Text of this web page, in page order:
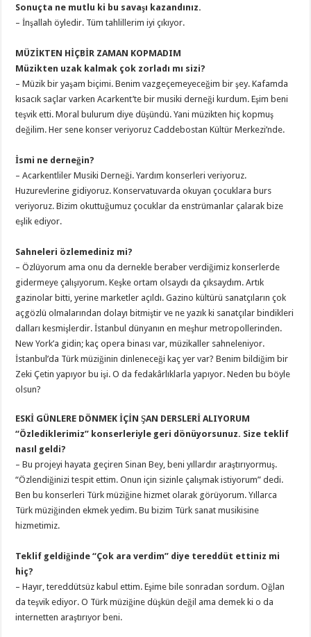
Sonuçta ne mutlu ki bu savaşı kazandınız.
– İnşallah öyledir. Tüm tahlillerim iyi çıkıyor.
MÜZİKTEN HİÇBİR ZAMAN KOPMADIM
Müzikten uzak kalmak çok zorladı mı sizi?
– Müzik bir yaşam biçimi. Benim vazgeçemeyeceğim bir şey. Kafamda
kısacık saçlar varken Acarkent’te bir musiki derneği kurdum. Eşim beni
teşvik etti. Moral bulurum diye düşündü. Yani müzikten hiç kopmuş
değilim. Her sene konser veriyoruz Caddebostan Kültür Merkezi’nde.
İsmi ne derneğin?
– Acarkentliler Musiki Derneği. Yardım konserleri veriyoruz.
Huzurevlerine gidiyoruz. Konservatuvarda okuyan çocuklara burs
veriyoruz. Bizim okuttuğumuz çocuklar da enstrümanlar çalarak bize
eşlik ediyor.
Sahneleri özlemediniz mi?
– Özlüyorum ama onu da dernekle beraber verdiğimiz konserlerde
gidermeye çalışıyorum. Keşke ortam olsaydı da çıksaydım. Artık
gazinolar bitti, yerine marketler açıldı. Gazino kültürü sanatçıların çok
açgözlü olmalarından dolayı bitmiştir ve ne yazık ki sanatçılar bindikleri
dalları kesmişlerdir. İstanbul dünyanın en meşhur metropollerinden.
New York’a gidin; kaç opera binası var, müzikaller sahneleniyor.
İstanbul’da Türk müziğinin dinleneceği kaç yer var? Benim bildiğim bir
Zeki Çetin yapıyor bu işi. O da fedakârlıklarla yapıyor. Neden bu böyle
olsun?
ESKİ GÜNLERE DÖNMEK İÇİN ŞAN DERSLERİ ALIYORUM
“Özlediklerimiz” konserleriyle geri dönüyorsunuz. Size teklif
nasıl geldi?
– Bu projeyi hayata geçiren Sinan Bey, beni yıllardır araştırıyormuş.
“Özlendiğinizi tespit ettim. Onun için sizinle çalışmak istiyorum” dedi.
Ben bu konserleri Türk müziğine hizmet olarak görüyorum. Yıllarca
Türk müziğinden ekmek yedim. Bu bizim Türk sanat musikisine
hizmetimiz.
Teklif geldiğinde “Çok ara verdim” diye tereddüt ettiniz mi
hiç?
– Hayır, tereddütsüz kabul ettim. Eşime bile sonradan sordum. Oğlan
da teşvik ediyor. O Türk müziğine düşkün değil ama demek ki o da
internetten araştırıyor beni.